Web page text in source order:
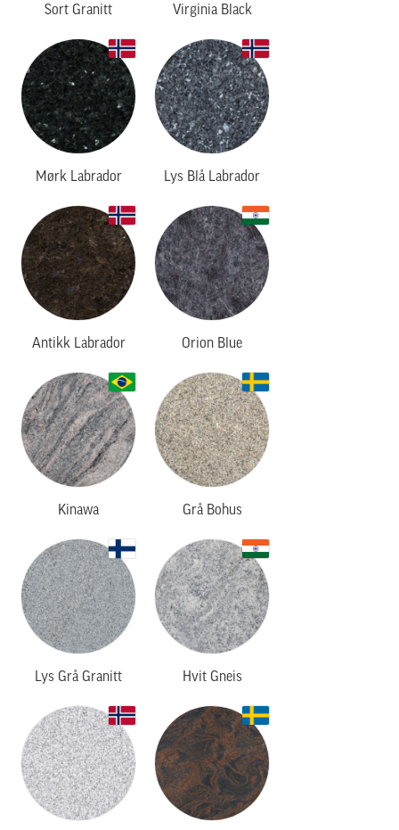
Sort Granitt Virginia Black
Mørk Labrador Lys Blå Labrador
Antikk Labrador Orion Blue
Kinawa Grå Bohus
Lys Grå Granitt Hvit Gneis